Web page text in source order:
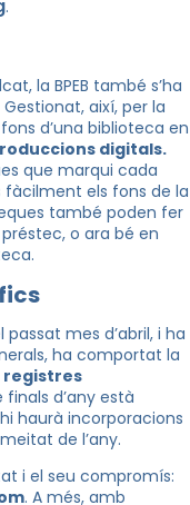
.
la BPEB també s’ha
Gestionat, així, per la
d’una biblioteca en
digitals.
que marqui cada
els fons de la
també poden fer
o ara bé en
mes d’abril, i ha
ha comportat la
registres
d’any està
haurà incorporacions
de l’any.
i el seu compromís:
. A més, amb